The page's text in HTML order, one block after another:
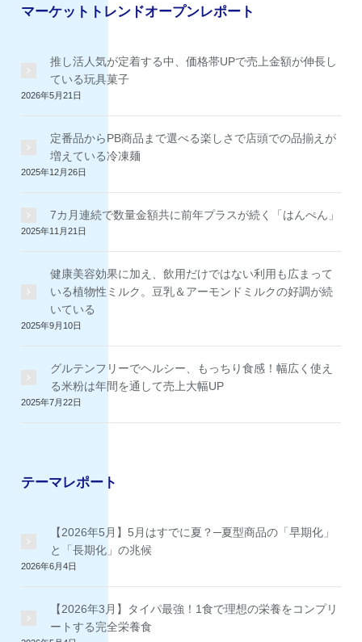
イ
マーケットトレンドオープンレポート
推し活人気が定着する中、価格帯UPで売上金額が伸長し
ている玩具菓子
2026年5月21日
定番品からPB商品まで選べる楽しさで店頭での品揃えが
増えている冷凍麺
2025年12月26日
7カ月連続で数量金額共に前年プラスが続く「はんぺん」
2025年11月21日
健康美容効果に加え、飲用だけではない利用も広まって
いる植物性ミルク。豆乳＆アーモンドミルクの好調が続
いている
2025年9月10日
グルテンフリーでヘルシー、もっちり食感！幅広く使え
る米粉は年間を通して売上大幅UP
2025年7月22日
テーマレポート
【2026年5月】5月はすでに夏？─夏型商品の「早期化」
と「長期化」の兆候
2026年6月4日
【2026年3月】タイパ最強！1食で理想の栄養をコンプリ
ートする完全栄養食